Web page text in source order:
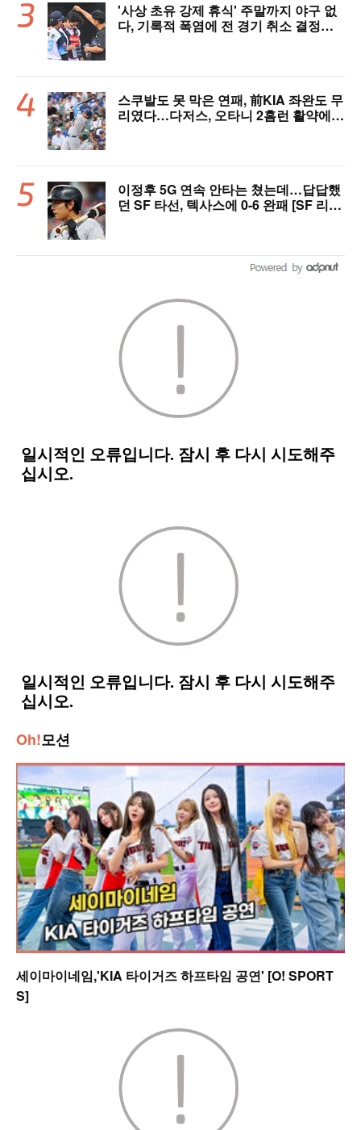
'사상 초유 강제 휴식' 주말까지 야구 없
다, 기록적 폭염에 전 경기 취소 결정…1
스쿠발도 못 막은 연패, 前KIA 좌완도 무
리였다…다저스, 오타니 2홈런 활약에도
이정후 5G 연속 안타는 쳤는데…답답했
던 SF 타선, 텍사스에 0-6 완패 [SF 리
Oh!모션
세이마이네임,'KIA 타이거즈 하프타임 공연' [O! SPORT
S]